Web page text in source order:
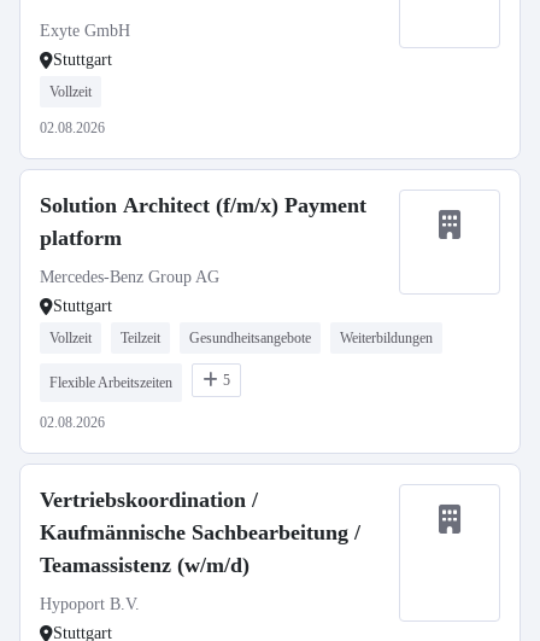
Exyte GmbH
Stuttgart
Vollzeit
02.08.2026
Solution Architect (f/m/x) Payment
platform
Mercedes-Benz Group AG
Stuttgart
Vollzeit Teilzeit Gesundheitsangebote Weiterbildungen
Flexible Arbeitszeiten 5
02.08.2026
Vertriebskoordination /
Kaufmännische Sachbearbeitung /
Teamassistenz (w/m/d)
Hypoport B.V.
Stuttgart